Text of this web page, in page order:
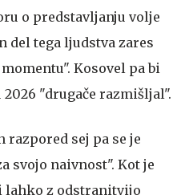
o predstavljanju volje
del tega ljudstva zares
Kosovel pa bi
"drugače razmišljal".